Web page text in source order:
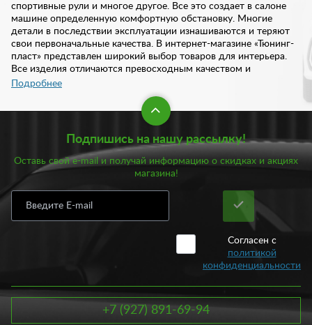
спортивные рули и многое другое. Все это создает в салоне
машине определенную комфортную обстановку. Многие
детали в последствии эксплуатации изнашиваются и теряют
свои первоначальные качества. В интернет-магазине «Тюнинг-
пласт» представлен широкий выбор товаров для интерьера.
Все изделия отличаются превосходным качеством и
надежностью. Купить товары для интерьера авто вы можете у
нас в любое удобное время дистанционно.
В каталоге нашего интернет-магазина предложен богаты
выбор товаров для интерьера вашей машины:
Ароматизаторы;
Коврики на панель;
Кольца на дефлектор;
Помимо этого, в нашем ассортименте представлен большой
уплотнители стекол и многое другое. Все изделия составляют
значительную часть интерьера машины. Многие из них со
Подробнее
Подпишись на нашу рассылку!
Оставь свой e-mail и получай информацию о скидках и акциях
магазина!
Согласен с
политикой
конфиденциальности
+7 (927) 891-69-94